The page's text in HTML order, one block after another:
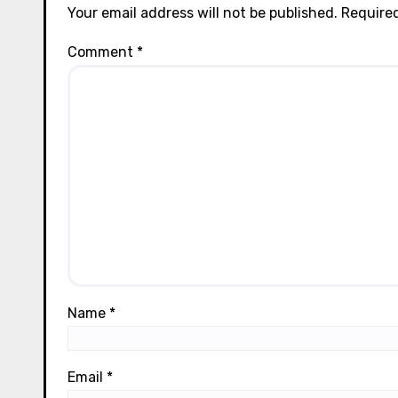
Your email address will not be published.
Comment *
Name *
Email *